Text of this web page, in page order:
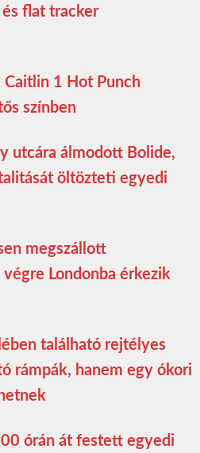
és flat tracker
Caitlin 1 Hot Punch
színben
utcára álmodott Bolide,
öltözteti egyedi
megszállott
Londonba érkezik
található rejtélyes
rámpák, hanem egy ókori
órán át festett egyedi